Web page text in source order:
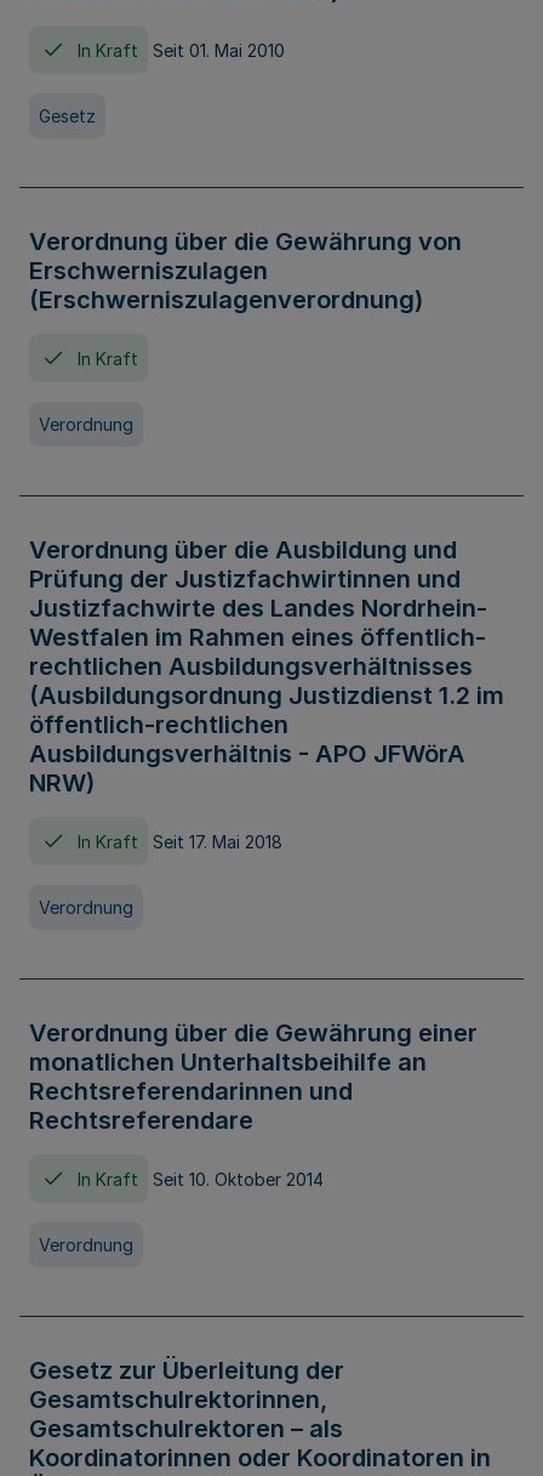
In Kraft Seit 01. Mai 2010
Gesetz
Verordnung über die Gewährung von
Erschwerniszulagen
(Erschwerniszulagenverordnung)
In Kraft
Verordnung
Verordnung über die Ausbildung und
Prüfung der Justizfachwirtinnen und
Justizfachwirte des Landes Nordrhein-
Westfalen im Rahmen eines öffentlich-
rechtlichen Ausbildungsverhältnisses
(Ausbildungsordnung Justizdienst 1.2 im
öffentlich-rechtlichen
Ausbildungsverhältnis - APO JFWörA
NRW)
In Kraft Seit 17. Mai 2018
Verordnung
Verordnung über die Gewährung einer
monatlichen Unterhaltsbeihilfe an
Rechtsreferendarinnen und
Rechtsreferendare
In Kraft Seit 10. Oktober 2014
Verordnung
Gesetz zur Überleitung der
Gesamtschulrektorinnen,
Gesamtschulrektoren – als
Koordinatorinnen oder Koordinatoren in